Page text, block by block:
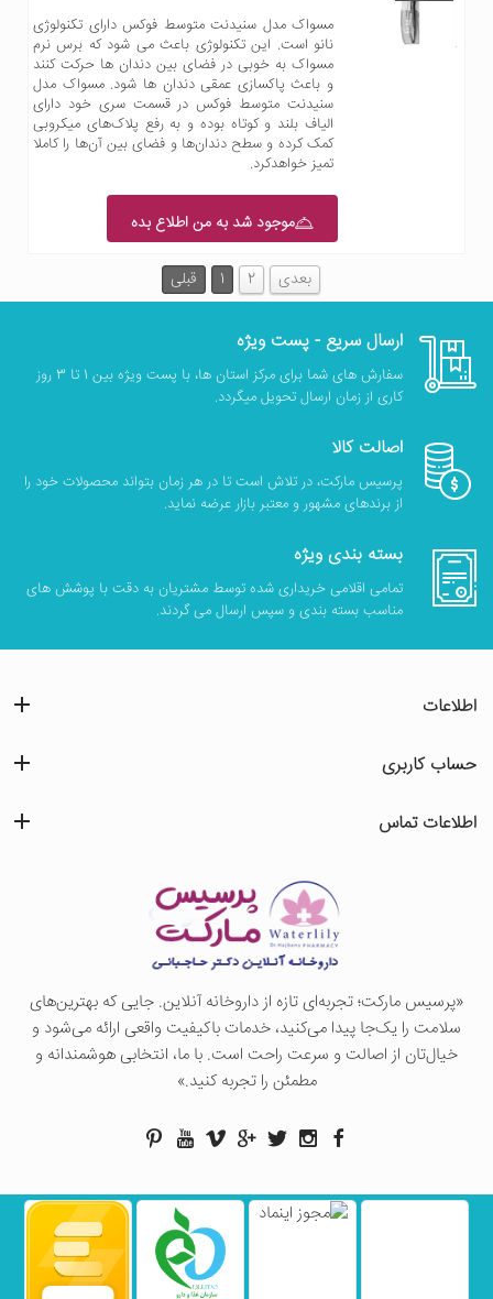
مسواک مدل سنیدنت متوسط فوکس دارای تکنولوژی
نانو است. این تکنولوژی باعث می شود که برس نرم
مسواک به خوبی در فضای بین دندان ها حرکت کنند
و باعث پاکسازی عمقی دندان ها شود. مسواک مدل
سنیدنت متوسط فوکس در قسمت سری خود دارای
الیاف بلند و کوتاه بوده و به رفع پلاک‌های میکروبی
کمک کرده و سطح دندان‌ها و فضای بین آن‌ها را کاملا
تمیز خواهدکرد.
موجود شد به من اطلاع بده
قبلی 1 2 بعدی
ارسال سریع - پست ویژه
سفارش های شما برای مرکز استان ها، با پست ویژه بین 1 تا 3 روز
کاری از زمان ارسال تحویل میگردد.
اصالت کالا
پرسیس مارکت، در تلاش است تا در هر زمان بتواند محصولات خود را
از برندهای مشهور و معتبر بازار عرضه نماید.
بسته بندی ویژه
تمامی اقلامی خریداری شده توسط مشتریان به دقت با پوشش های
مناسب بسته بندی و سپس ارسال می گردند.
«پرسيس ماركت؛ تجربه‌ای تازه از داروخانه آنلاین. جایی که بهترین‌های
سلامت را یک‌جا پیدا می‌کنید، خدمات باکیفیت واقعی ارائه می‌شود و
خیال‌تان از اصالت و سرعت راحت است. با ما، انتخابی هوشمندانه و
مطمئن را تجربه کنید.»
اطلاعات
حساب کاربری
اطلاعات تماس